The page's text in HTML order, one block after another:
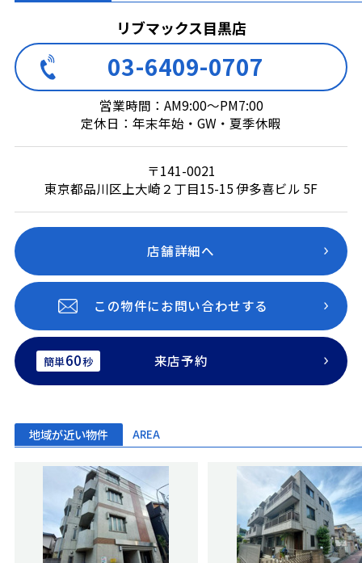
リブマックス目黒店
03-6409-0707
営業時間：AM9:00～PM7:00
定休日：年末年始・GW・夏季休暇
〒141-0021
東京都品川区上大崎２丁目15-15 伊多喜ビル 5F
店舗詳細へ
この物件にお問い合わせする
簡単60秒 来店予約
地域が近い物件 AREA